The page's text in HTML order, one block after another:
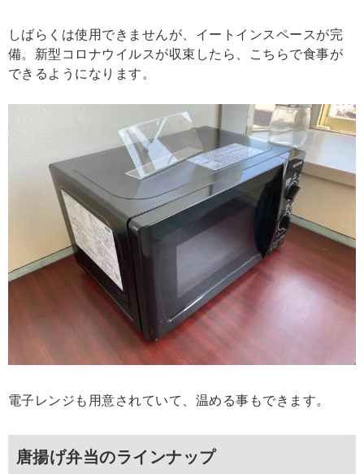
しばらくは使用できませんが、イートインスペースが完
備。新型コロナウイルスが収束したら、こちらで食事が
できるようになります。
電子レンジも用意されていて、温める事もできます。
唐揚げ弁当のラインナップ